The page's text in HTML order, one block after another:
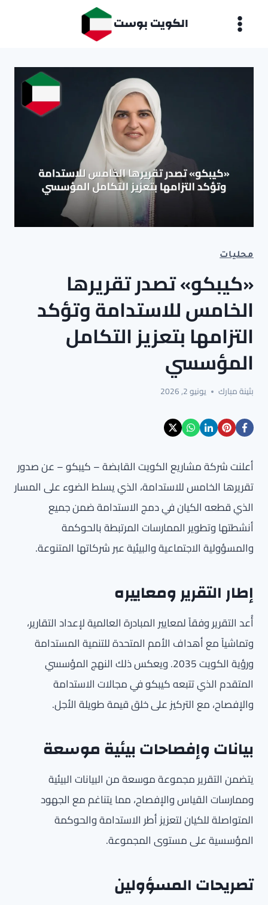
الكويت بوست
محليات
«كيبكو» تصدر تقريرها
الخامس للاستدامة وتؤكد
التزامها بتعزيز التكامل
المؤسسي
بثينة مبارك يونيو 2, 2026
أعلنت شركة مشاريع الكويت القابضة – كيبكو – عن صدور
تقريرها الخامس للاستدامة، الذي يسلط الضوء على المسار
الذي قطعه الكيان في دمج الاستدامة ضمن جميع
أنشطتها وتطوير الممارسات المرتبطة بالحوكمة
والمسؤولية الاجتماعية والبيئية عبر شركاتها المتنوعة.
إطار التقرير ومعاييره
أُعد التقرير وفقاً لمعايير المبادرة العالمية لإعداد التقارير،
وتماشياً مع أهداف الأمم المتحدة للتنمية المستدامة
ورؤية الكويت 2035. ويعكس ذلك النهج المؤسسي
المتقدم الذي تتبعه كيبكو في مجالات الاستدامة
والإفصاح، مع التركيز على خلق قيمة طويلة الأجل.
بيانات وإفصاحات بيئية موسعة
يتضمن التقرير مجموعة موسعة من البيانات البيئية
وممارسات القياس والإفصاح، مما يتناغم مع الجهود
المتواصلة للكيان لتعزيز أطر الاستدامة والحوكمة
المؤسسية على مستوى المجموعة.
تصريحات المسؤولين